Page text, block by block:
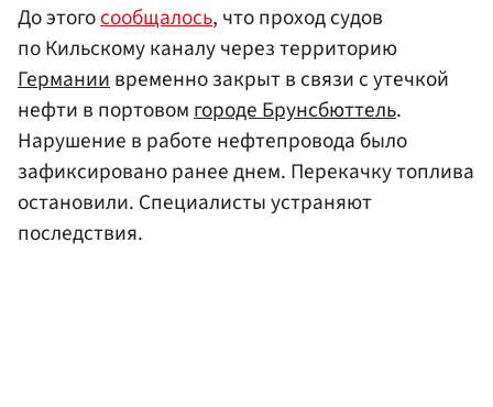
До этогосообщалось, что проход судов
по Кильскому каналу через территорию
Германиивременно закрыт в связи с утечкой
нефти в портовомгороде Брунсбюттель.
Нарушение в работе нефтепровода было
зафиксировано ранее днем. Перекачку топлива
остановили. Специалисты устраняют
последствия.